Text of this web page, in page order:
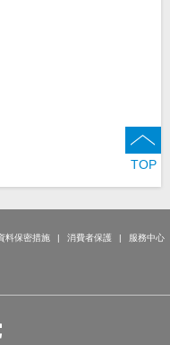
TOP
料保密措施 消費者保護 服務中心